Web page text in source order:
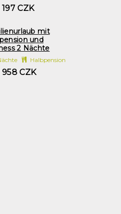
197 CZK
mit
und
2 Nächte
Halbpension
958 CZK